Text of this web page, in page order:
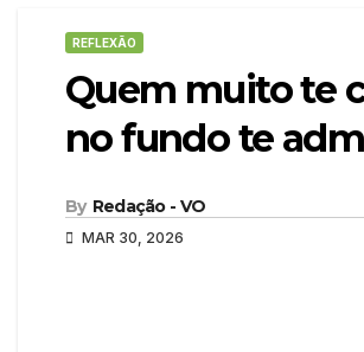
REFLEXÃO
Quem muito te
no fundo te
By Redação - VO
MAR 30, 2026